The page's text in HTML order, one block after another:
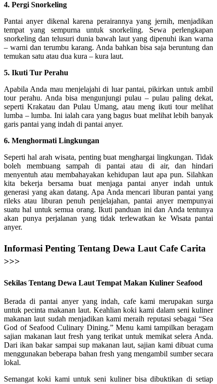
4. Pergi Snorkeling
Pantai anyer dikenal karena perairannya yang jernih, menjadikan
tempat yang sempurna untuk snorkeling. Sewa perlengkapan
snorkeling dan telusuri dunia bawah laut yang dipenuhi ikan warna
– warni dan terumbu karang. Anda bahkan bisa saja beruntung dan
temukan satu atau dua kura – kura laut.
5. Ikuti Tur Perahu
Apabila Anda mau menjelajahi di luar pantai, pikirkan untuk ambil
tour perahu. Anda bisa mengunjungi pulau – pulau paling dekat,
seperti Krakatau dan Pulau Umang, atau meng ikuti tour melihat
lumba – lumba. Ini ialah cara yang bagus buat melihat lebih banyak
garis pantai yang indah di pantai anyer.
6. Menghormati Lingkungan
Seperti hal arah wisata, penting buat menghargai lingkungan. Tidak
boleh membuang sampah di pantai atau di air, dan hindari
menyentuh atau membahayakan kehidupan laut apa pun. Silahkan
kita bekerja bersama buat menjaga pantai anyer indah untuk
generasi yang akan datang. Apa Anda mencari liburan pantai yang
rileks atau liburan penuh penjelajahan, pantai anyer mempunyai
suatu hal untuk semua orang. Ikuti panduan ini dan Anda tentunya
akan punya perjalanan yang tidak terlewatkan ke Wisata pantai
anyer.
Informasi Penting Tentang Dewa Laut Cafe Carita
>>>
Sekilas Tentang Dewa Laut Tempat Makan Kuliner Seafood
Berada di pantai anyer yang indah, cafe kami merupakan surga
untuk pecinta makanan laut. Keahlian koki kami dalam seni kuliner
makanan laut sudah menjadikan kami meraih reputasi sebagai “Sea
God of Seafood Culinary Dining.” Menu kami tampilkan beragam
sajian makanan laut fresh yang terikat untuk memikat selera Anda.
Dari ikan bakar sampai sup makanan laut, sajian kami dibuat cuma
menggunakan beberapa bahan fresh yang mengambil sumber secara
lokal.
Semangat koki kami untuk seni kuliner bisa dibuktikan di setiap